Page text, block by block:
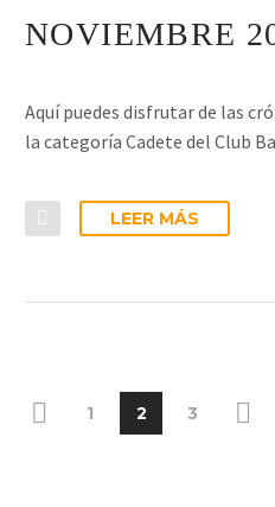
NOVIEMBRE
Aquí puedes disfrutar de las
la categoría Cadete del Club
LEER MÁS
1 2 3